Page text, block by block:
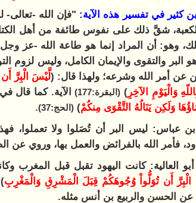
كثير في تفسير هذه الآية: "فإن الله -
شقَّ ذلك على نفوس طائفة من أهل
وهو: أن المراد إنما هو طاعة الله -عز وجل-
البر والتقوى والإيمان الكامل، وليس
عن أمر الله وشرعه؛ ولهذا قال: (لَّيْسَ الْبِرَّ
وَالْيَوْمِ الآخِرِ) (البقرة:177) الآية. كما قال
وَلَكِن يَنَالُهُ التَّقْوَى مِنكُمْ) (الحج:37)
.
عباس: ليس البر أن تُصَلوا ولا تعملوا،
فأمر الله بالفرائض والعمل بها، وروي عن
العالية: كانت اليهود تقبل قبل المغرب
أَن تُوَلُّواْ وُجُوهَكُمْ قِبَلَ الْمَشْرِقِ وَالْمَغْرِبِ)
الحسن والربيع بن أنس مثله.